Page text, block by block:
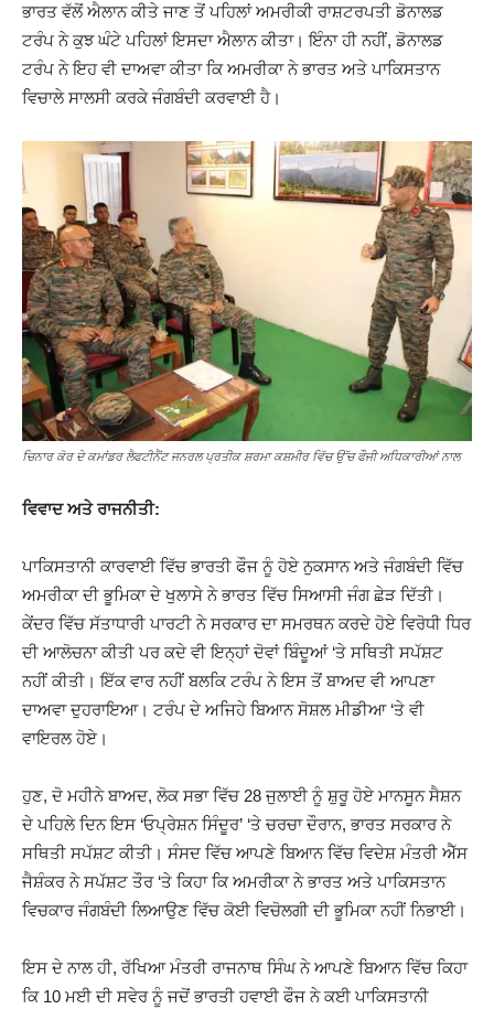
ਭਾਰਤ ਵੱਲੋਂ ਐਲਾਨ ਕੀਤੇ ਜਾਣ ਤੋਂ ਪਹਿਲਾਂ ਅਮਰੀਕੀ ਰਾਸ਼ਟਰਪਤੀ ਡੋਨਾਲਡ
ਟਰੰਪ ਨੇ ਕੁਝ ਘੰਟੇ ਪਹਿਲਾਂ ਇਸਦਾ ਐਲਾਨ ਕੀਤਾ। ਇੰਨਾ ਹੀ ਨਹੀਂ, ਡੋਨਾਲਡ
ਟਰੰਪ ਨੇ ਇਹ ਵੀ ਦਾਅਵਾ ਕੀਤਾ ਕਿ ਅਮਰੀਕਾ ਨੇ ਭਾਰਤ ਅਤੇ ਪਾਕਿਸਤਾਨ
ਵਿਚਾਲੇ ਸਾਲਸੀ ਕਰਕੇ ਜੰਗਬੰਦੀ ਕਰਵਾਈ ਹੈ।
ਚਿਨਾਰ ਕੋਰ ਦੇ ਕਮਾਂਡਰ ਲੈਫਟੀਨੈਂਟ ਜਨਰਲ ਪ੍ਰਤੀਕ ਸ਼ਰਮਾ ਕਸ਼ਮੀਰ ਵਿੱਚ ਉੱਚ ਫੌਜੀ ਅਧਿਕਾਰੀਆਂ ਨਾਲ
ਵਿਵਾਦ ਅਤੇ ਰਾਜਨੀਤੀ:
ਪਾਕਿਸਤਾਨੀ ਕਾਰਵਾਈ ਵਿੱਚ ਭਾਰਤੀ ਫੌਜ ਨੂੰ ਹੋਏ ਨੁਕਸਾਨ ਅਤੇ ਜੰਗਬੰਦੀ ਵਿੱਚ
ਅਮਰੀਕਾ ਦੀ ਭੂਮਿਕਾ ਦੇ ਖੁਲਾਸੇ ਨੇ ਭਾਰਤ ਵਿੱਚ ਸਿਆਸੀ ਜੰਗ ਛੇੜ ਦਿੱਤੀ।
ਕੇਂਦਰ ਵਿੱਚ ਸੱਤਾਧਾਰੀ ਪਾਰਟੀ ਨੇ ਸਰਕਾਰ ਦਾ ਸਮਰਥਨ ਕਰਦੇ ਹੋਏ ਵਿਰੋਧੀ ਧਿਰ
ਦੀ ਆਲੋਚਨਾ ਕੀਤੀ ਪਰ ਕਦੇ ਵੀ ਇਨ੍ਹਾਂ ਦੋਵਾਂ ਬਿੰਦੂਆਂ ‘ਤੇ ਸਥਿਤੀ ਸਪੱਸ਼ਟ
ਨਹੀਂ ਕੀਤੀ। ਇੱਕ ਵਾਰ ਨਹੀਂ ਬਲਕਿ ਟਰੰਪ ਨੇ ਇਸ ਤੋਂ ਬਾਅਦ ਵੀ ਆਪਣਾ
ਦਾਅਵਾ ਦੁਹਰਾਇਆ। ਟਰੰਪ ਦੇ ਅਜਿਹੇ ਬਿਆਨ ਸੋਸ਼ਲ ਮੀਡੀਆ ‘ਤੇ ਵੀ
ਵਾਇਰਲ ਹੋਏ।
ਹੁਣ, ਦੋ ਮਹੀਨੇ ਬਾਅਦ, ਲੋਕ ਸਭਾ ਵਿੱਚ 28 ਜੁਲਾਈ ਨੂੰ ਸ਼ੁਰੂ ਹੋਏ ਮਾਨਸੂਨ ਸੈਸ਼ਨ
ਦੇ ਪਹਿਲੇ ਦਿਨ ਇਸ ‘ਓਪ੍ਰੇਸ਼ਨ ਸਿੰਦੂਰ’ ‘ਤੇ ਚਰਚਾ ਦੌਰਾਨ, ਭਾਰਤ ਸਰਕਾਰ ਨੇ
ਸਥਿਤੀ ਸਪੱਸ਼ਟ ਕੀਤੀ। ਸੰਸਦ ਵਿੱਚ ਆਪਣੇ ਬਿਆਨ ਵਿੱਚ ਵਿਦੇਸ਼ ਮੰਤਰੀ ਐੱਸ
ਜੈਸ਼ੰਕਰ ਨੇ ਸਪੱਸ਼ਟ ਤੌਰ ‘ਤੇ ਕਿਹਾ ਕਿ ਅਮਰੀਕਾ ਨੇ ਭਾਰਤ ਅਤੇ ਪਾਕਿਸਤਾਨ
ਵਿਚਕਾਰ ਜੰਗਬੰਦੀ ਲਿਆਉਣ ਵਿੱਚ ਕੋਈ ਵਿਚੋਲਗੀ ਦੀ ਭੂਮਿਕਾ ਨਹੀਂ ਨਿਭਾਈ।
ਇਸ ਦੇ ਨਾਲ ਹੀ, ਰੱਖਿਆ ਮੰਤਰੀ ਰਾਜਨਾਥ ਸਿੰਘ ਨੇ ਆਪਣੇ ਬਿਆਨ ਵਿੱਚ ਕਿਹਾ
ਕਿ 10 ਮਈ ਦੀ ਸਵੇਰ ਨੂੰ ਜਦੋਂ ਭਾਰਤੀ ਹਵਾਈ ਫੌਜ ਨੇ ਕਈ ਪਾਕਿਸਤਾਨੀ